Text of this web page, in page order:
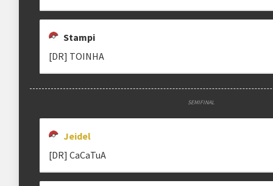
Stampi
[DR] TOINHA
SEMIFINAL
Jeidel
[DR] CaCaTuA